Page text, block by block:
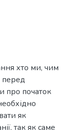
хто ми, чим
перед
про початок
як
так як саме